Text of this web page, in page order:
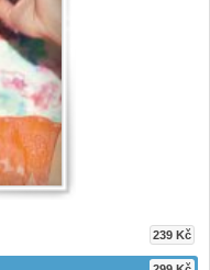
239 Kč